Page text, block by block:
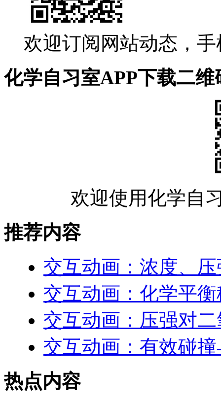
欢迎订阅网站动态，
化学自习室APP下载二维
欢迎使用化学自
推荐内容
交互动画：浓度、
交互动画：化学平
交互动画：压强对
交互动画：有效碰
热点内容